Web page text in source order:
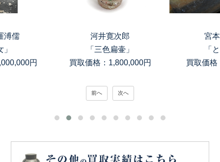
溥儒
円
河井寛次郎
「三色扁壷」
買取価格：1,800,000円
宮
「
買取価格
前へ 次へ